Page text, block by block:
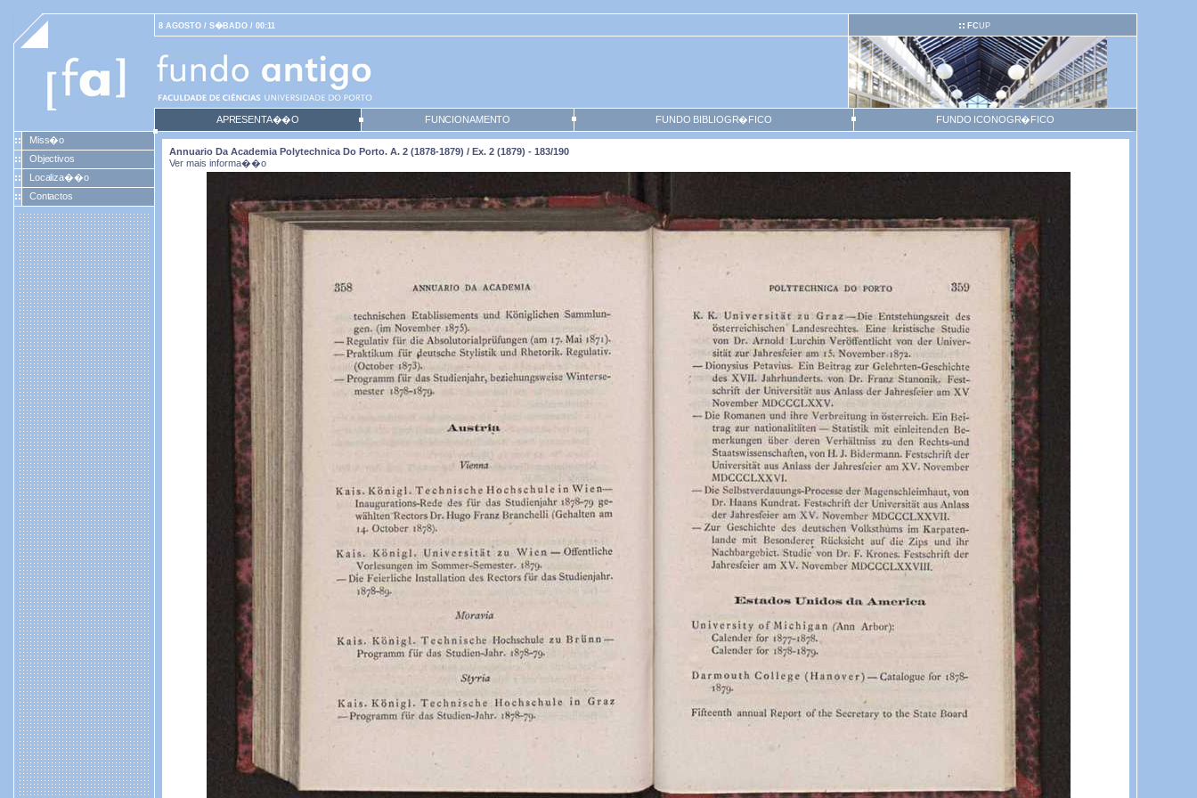
8 AGOSTO / S�BADO / 00:11 FCUP
APRESENTA��O FUNCIONAMENTO FUNDO BIBLIOGR�FICO
FUNDO ICONOGR�FICO
Miss�o
Objectivos
Localiza��o
Contactos
Annuario Da Academia Polytechnica Do Porto. A. 2 (1878-1879) / Ex. 2 (1879) - 183/190
Ver mais informa��o